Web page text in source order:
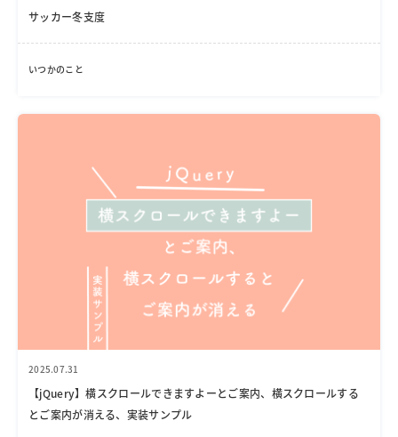
サッカー冬支度
いつかのこと
2025.07.31
【jQuery】横スクロールできますよーとご案内、横スクロールする
とご案内が消える、実装サンプル